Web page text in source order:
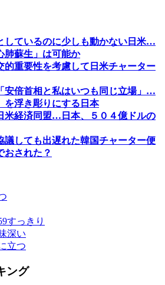
しているのに少しも動かない日米…
肺蘇生」は可能か
的重要性を考慮して日米チャーター
安倍首相と私はいつも同じ立場」…
を浮き彫りにする日本
米経済同盟…日本、５０４億ドルの
議しても出遅れた韓国チャーター便
された？
すっきり
深い
立つ
ング